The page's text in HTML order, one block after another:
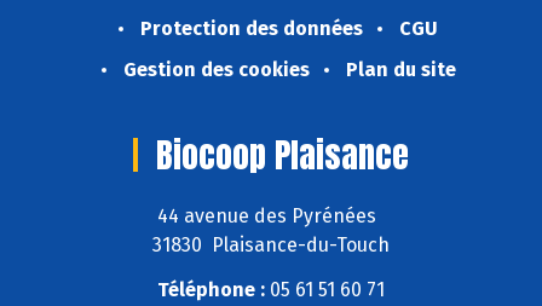
Protection des données
CGU
Gestion des cookies
Plan du site
Biocoop Plaisance
44 avenue des Pyrénées
31830 Plaisance-du-Touch
Téléphone : 05 61 51 60 71